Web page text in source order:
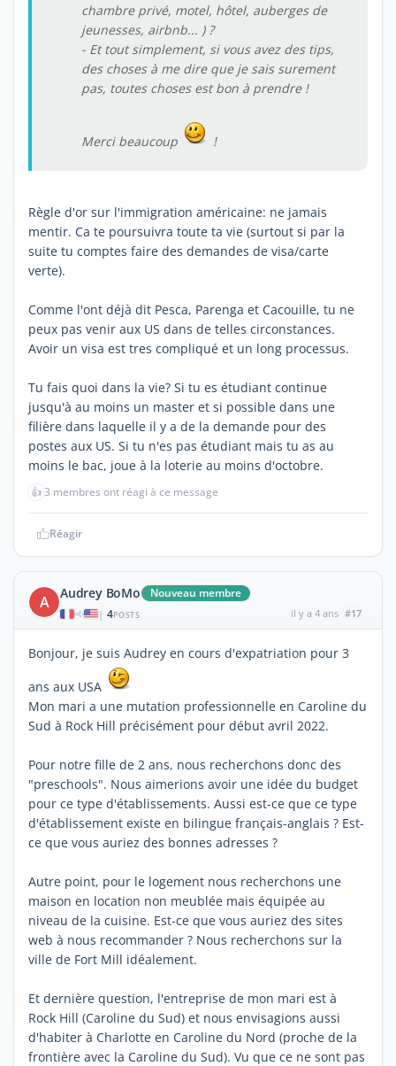
chambre privé, motel, hôtel, auberges de
jeunesses, airbnb... ) ?
- Et tout simplement, si vous avez des tips,
des choses à me dire que je sais surement
pas, toutes choses est bon à prendre !
Merci beaucoup !
Règle d'or sur l'immigration américaine: ne jamais
mentir. Ca te poursuivra toute ta vie (surtout si par la
suite tu comptes faire des demandes de visa/carte
verte).
Comme l'ont déjà dit Pesca, Parenga et Cacouille, tu ne
peux pas venir aux US dans de telles circonstances.
Avoir un visa est tres compliqué et un long processus.
Tu fais quoi dans la vie? Si tu es étudiant continue
jusqu'à au moins un master et si possible dans une
filière dans laquelle il y a de la demande pour des
postes aux US. Si tu n'es pas étudiant mais tu as au
moins le bac, joue à la loterie au moins d'octobre.
👍3 membres ont réagi à ce message
Réagir
A Audrey BoMo Nouveau membre
| 4POSTS il y a 4 ans #17
Bonjour, je suis Audrey en cours d'expatriation pour 3
ans aux USA
Mon mari a une mutation professionnelle en Caroline du
Sud à Rock Hill précisément pour début avril 2022.
Pour notre fille de 2 ans, nous recherchons donc des
"preschools". Nous aimerions avoir une idée du budget
pour ce type d'établissements. Aussi est-ce que ce type
d'établissement existe en bilingue français-anglais ? Est-
ce que vous auriez des bonnes adresses ?
Autre point, pour le logement nous recherchons une
maison en location non meublée mais équipée au
niveau de la cuisine. Est-ce que vous auriez des sites
web à nous recommander ? Nous recherchons sur la
ville de Fort Mill idéalement.
Et dernière question, l'entreprise de mon mari est à
Rock Hill (Caroline du Sud) et nous envisagions aussi
d'habiter à Charlotte en Caroline du Nord (proche de la
frontière avec la Caroline du Sud). Vu que ce ne sont pas